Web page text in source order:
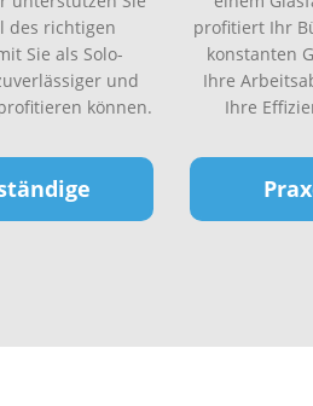
des richtigen
Sie als Solo-
und
können.
profitiert Ihr
konstanten
Ihre
Ihre